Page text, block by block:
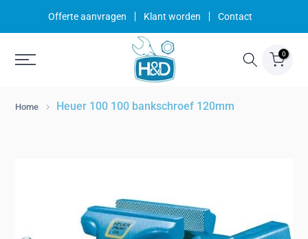
Offerte aanvragen Klant worden Contact
0
Home Heuer 100 100 bankschroef 120mm